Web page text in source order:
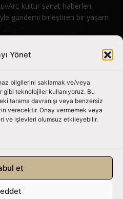
Yönet
bilgilerini saklamak ve/veya
gibi teknolojiler kullanıyoruz. Bu
tarama davranışı veya benzersiz
verecektir. Onay vermemek veya
ve işlevleri olumsuz etkileyebilir.
et
kültür sanat haberleri,
gündemi birleştiren bir yaşam
Edin